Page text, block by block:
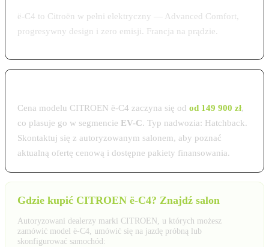
ë-C4 to Citroën w pełni elektryczny — Advanced Comfort,
progresywny design i zero emisji. Francja na prądzie.
Cena modelu CITROEN ë-C4 zaczyna się od od 149 900 zł,
co plasuje go w segmencie EV-C. Typ nadwozia: Hatchback.
Skontaktuj się z autoryzowanym salonem, aby poznać
aktualną ofertę cenową i dostępne pakiety finansowania.
Gdzie kupić CITROEN ë-C4? Znajdź salon
Autoryzowani dealerzy marki CITROEN, u których możesz
zamówić model ë-C4, umówić się na jazdę próbną lub
skonfigurować samochód: